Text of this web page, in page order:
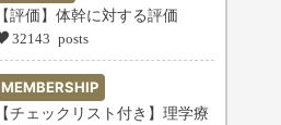
【評価】体幹に対する評価
32143 posts
MEMBERSHIP
【チェックリスト付き】理学療